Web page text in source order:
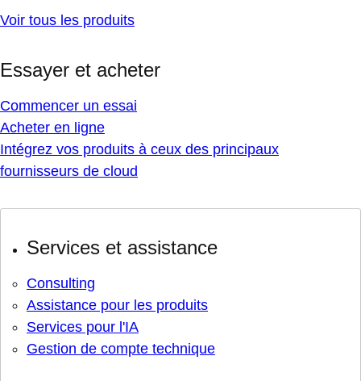
Voir tous les produits
Essayer et acheter
Commencer un essai
Acheter en ligne
Intégrez vos produits à ceux des principaux
fournisseurs de cloud
Services et assistance
Consulting
Assistance pour les produits
Services pour l'IA
Gestion de compte technique